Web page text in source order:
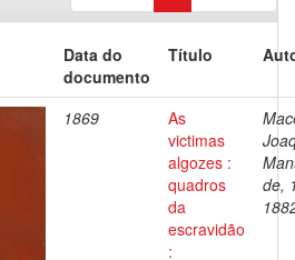
Data do
documento
Título
1869
As
victimas
algozes :
quadros
da
escravidão
:
de,